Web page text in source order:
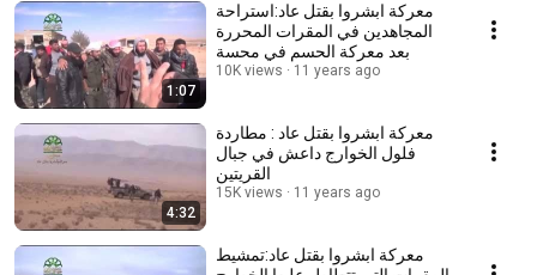
1:07
معركة ابشروا بقتل عاد:استراحة
المجاهدين في المقرات المحررة
بعد معركة الحسم في محسة
10K views 11 years ago
4:32
معركة ابشروا بقتل عاد : مطاردة
فلول الخوارج داعش في جبال
القريتين
15K views 11 years ago
معركة ابشروا بقتل عاد:تمشيط